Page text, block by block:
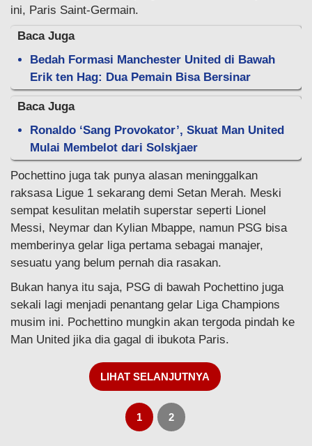
ini, Paris Saint-Germain.
Baca Juga
Bedah Formasi Manchester United di Bawah
Erik ten Hag: Dua Pemain Bisa Bersinar
Baca Juga
Ronaldo ‘Sang Provokator’, Skuat Man United
Mulai Membelot dari Solskjaer
Pochettino juga tak punya alasan meninggalkan
raksasa Ligue 1 sekarang demi Setan Merah. Meski
sempat kesulitan melatih superstar seperti Lionel
Messi, Neymar dan Kylian Mbappe, namun PSG bisa
memberinya gelar liga pertama sebagai manajer,
sesuatu yang belum pernah dia rasakan.
Bukan hanya itu saja, PSG di bawah Pochettino juga
sekali lagi menjadi penantang gelar Liga Champions
musim ini. Pochettino mungkin akan tergoda pindah ke
Man United jika dia gagal di ibukota Paris.
LIHAT SELANJUTNYA
1 2